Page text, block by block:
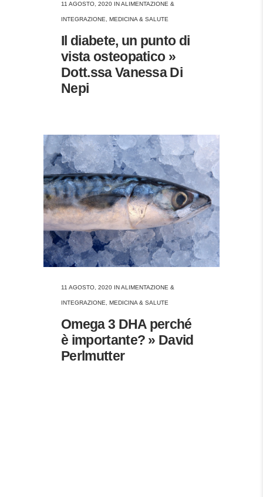
11 AGOSTO, 2020 INALIMENTAZIONE &
INTEGRAZIONE MEDICINA & SALUTE
Il diabete, un punto di
vista osteopatico »
Dott.ssa Vanessa Di
Nepi
11 AGOSTO, 2020 INALIMENTAZIONE &
INTEGRAZIONE MEDICINA & SALUTE
Omega 3 DHA perché
è importante? » David
Perlmutter